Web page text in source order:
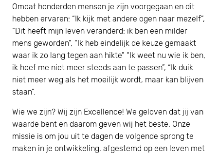
Omdat honderden mensen je zijn voorgegaan en dit
hebben ervaren: “Ik kijk met andere ogen naar mezelf”,
“Dit heeft mijn leven veranderd: ik ben een milder
mens geworden”, “Ik heb eindelijk de keuze gemaakt
waar ik zo lang tegen aan hikte” “Ik weet nu wie ik ben,
ik hoef me niet meer steeds aan te passen”, “Ik duik
niet meer weg als het moeilijk wordt, maar kan blijven
staan”.
Wie we zijn? Wij zijn Excellence! We geloven dat jij van
waarde bent en daarom geven wij het beste. Onze
missie is om jou uit te dagen de volgende sprong te
maken in je ontwikkeling, afgestemd op een leven met